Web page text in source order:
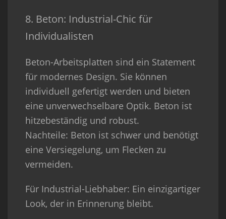
8. Beton: Industrial-Chic für
Individualisten
Beton-Arbeitsplatten sind ein Statement
für modernes Design. Sie können
individuell gefertigt werden und bieten
eine unverwechselbare Optik. Beton ist
hitzebeständig und robust.
Nachteile: Beton ist schwer und benötigt
eine Versiegelung, um Flecken zu
vermeiden.
Für Industrial-Liebhaber: Ein einzigartiger
Look, der in Erinnerung bleibt.